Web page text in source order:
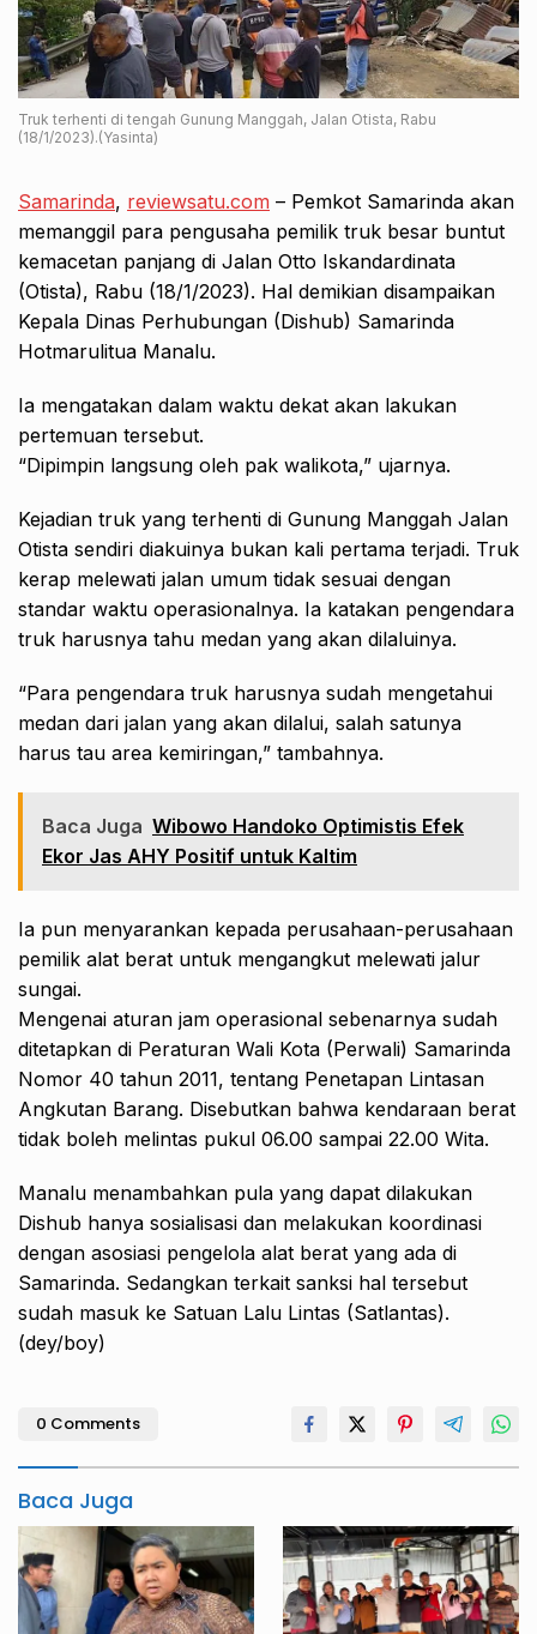
Truk terhenti di tengah Gunung Manggah, Jalan Otista, Rabu
(18/1/2023).(Yasinta)
Samarinda, reviewsatu.com – Pemkot Samarinda akan
memanggil para pengusaha pemilik truk besar buntut
kemacetan panjang di Jalan Otto Iskandardinata
(Otista), Rabu (18/1/2023). Hal demikian disampaikan
Kepala Dinas Perhubungan (Dishub) Samarinda
Hotmarulitua Manalu.
Ia mengatakan dalam waktu dekat akan lakukan
pertemuan tersebut.
“Dipimpin langsung oleh pak walikota,” ujarnya.
Kejadian truk yang terhenti di Gunung Manggah Jalan
Otista sendiri diakuinya bukan kali pertama terjadi. Truk
kerap melewati jalan umum tidak sesuai dengan
standar waktu operasionalnya. Ia katakan pengendara
truk harusnya tahu medan yang akan dilaluinya.
“Para pengendara truk harusnya sudah mengetahui
medan dari jalan yang akan dilalui, salah satunya
harus tau area kemiringan,” tambahnya.
Baca Juga Wibowo Handoko Optimistis Efek
Ekor Jas AHY Positif untuk Kaltim
Ia pun menyarankan kepada perusahaan-perusahaan
pemilik alat berat untuk mengangkut melewati jalur
sungai.
Mengenai aturan jam operasional sebenarnya sudah
ditetapkan di Peraturan Wali Kota (Perwali) Samarinda
Nomor 40 tahun 2011, tentang Penetapan Lintasan
Angkutan Barang. Disebutkan bahwa kendaraan berat
tidak boleh melintas pukul 06.00 sampai 22.00 Wita.
Manalu menambahkan pula yang dapat dilakukan
Dishub hanya sosialisasi dan melakukan koordinasi
dengan asosiasi pengelola alat berat yang ada di
Samarinda. Sedangkan terkait sanksi hal tersebut
sudah masuk ke Satuan Lalu Lintas (Satlantas).
(dey/boy)
0 Comments
Baca Juga